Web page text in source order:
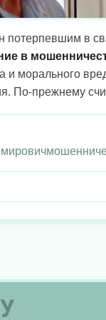
потерпевшим в
в
и морального
По-прежнему